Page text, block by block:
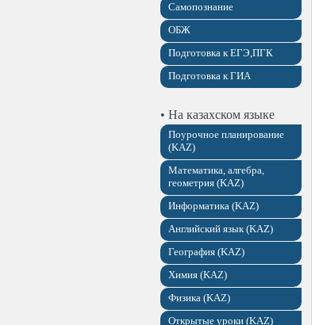
Самопознание
ОБЖ
Подготовка к ЕГЭ,ПГК
Подготовка к ГИА
• На казахском языке
Поурочное планирование
(KAZ)
Математика, алгебра,
геометрия (KAZ)
Информатика (KAZ)
Английский язык (KAZ)
География (KAZ)
Химия (KAZ)
Физика (KAZ)
Открытые уроки (KAZ)